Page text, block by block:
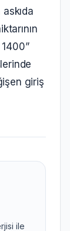
giriş
ile